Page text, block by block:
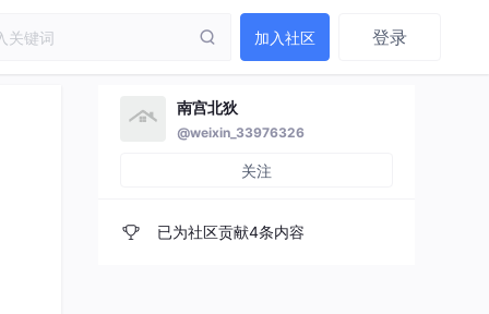
加入社区 登录
南宫北狄
@weixin_33976326
关注
已为社区贡献4条内容